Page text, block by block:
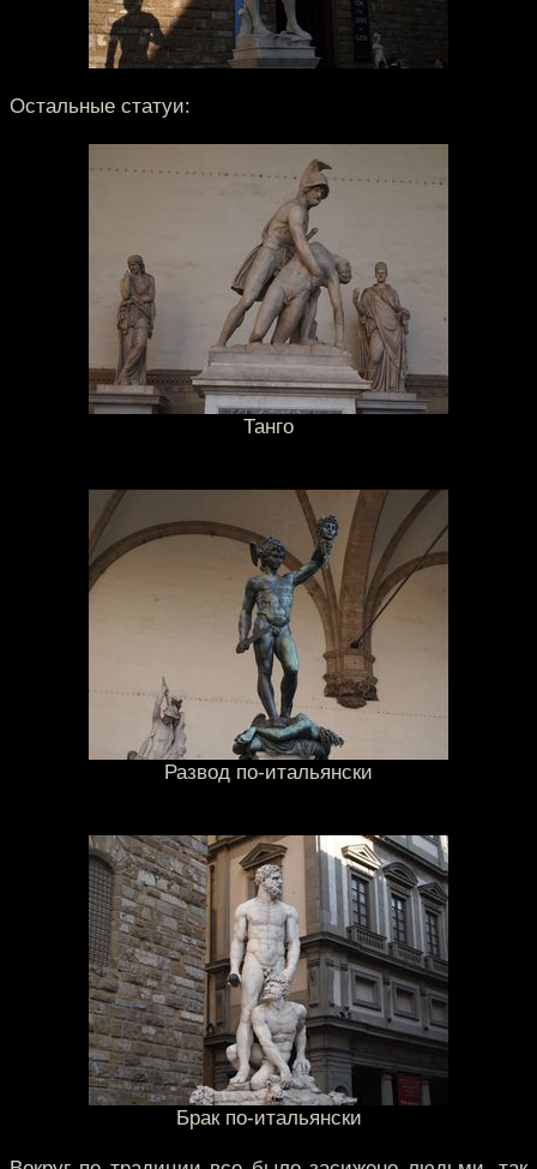
Остальные статуи:
Танго
Развод по-итальянски
Брак по-итальянски